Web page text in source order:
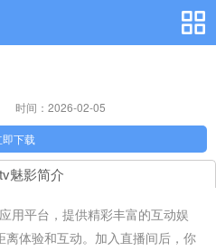
时间：2026-02-05
即下载
魅影简介
用平台，提供精彩丰富的互动娱
体验和互动。加入直播间后，你